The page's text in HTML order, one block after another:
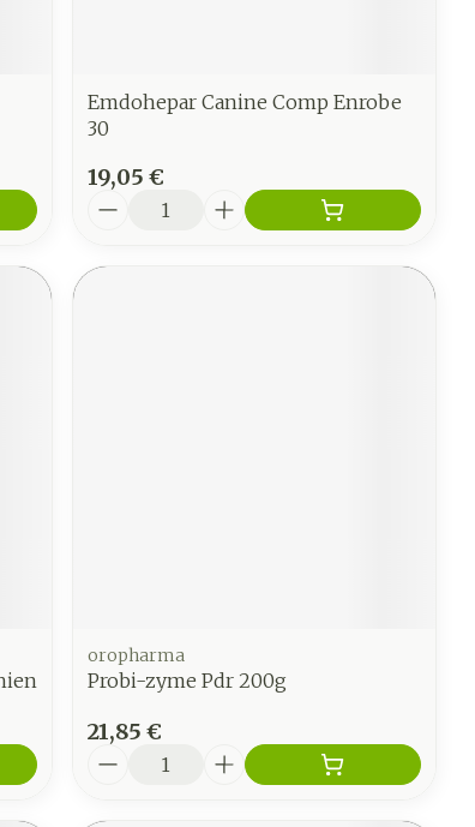
Emdohepar Canine Comp Enrobe
30
19,05 €
Quantité
oropharma
Probi-zyme Pdr 200g
21,85 €
Quantité